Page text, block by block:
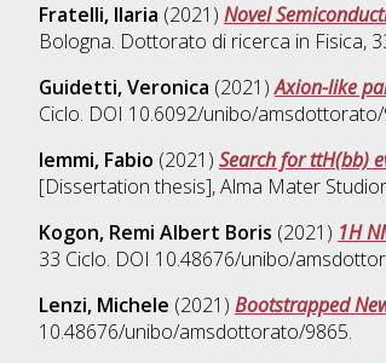
Fratelli, Ilaria (2021) Novel
Bologna. Dottorato di ricerca in Fisica,
Guidetti, Veronica (2021)Axion-like
Ciclo. DOI 10.6092/unibo/
Iemmi, Fabio (2021) Search for ttH(bb)
[Dissertation thesis], Alma Mater
Kogon, Remi Albert Boris (2021) 1H
33 Ciclo. DOI 10.48676/unibo/
Lenzi, Michele (2021) Bootstrapped
10.48676/unibo/amsdottorato/9865.